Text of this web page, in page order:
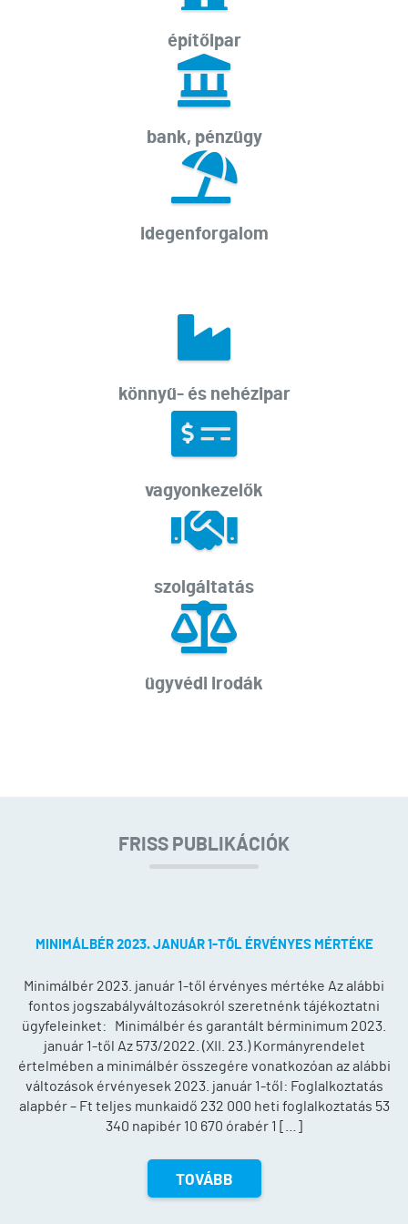
építőipar
bank, pénzügy
idegenforgalom
könnyű- és nehézipar
vagyonkezelők
szolgáltatás
ügyvédi irodák
FRISS PUBLIKÁCIÓK
MINIMÁLBÉR 2023. JANUÁR 1-TŐL ÉRVÉNYES MÉRTÉKE
Minimálbér 2023. január 1-től érvényes mértéke Az alábbi
fontos jogszabályváltozásokról szeretnénk tájékoztatni
ügyfeleinket: Minimálbér és garantált bérminimum 2023.
január 1-től Az 573/2022. (XII. 23.) Kormányrendelet
értelmében a minimálbér összegére vonatkozóan az alábbi
változások érvényesek 2023. január 1-től: Foglalkoztatás
alapbér – Ft teljes munkaidő 232 000 heti foglalkoztatás 53
340 napibér 10 670 órabér 1 […]
TOVÁBB